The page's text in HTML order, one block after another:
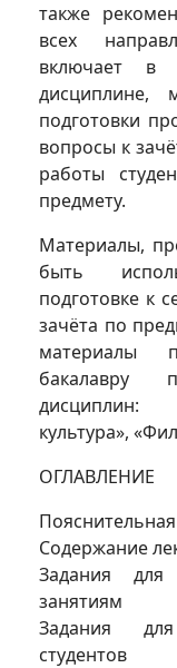
также
всех
включает в
дисциплине,
подготовки
вопросы к
работы
предмету.
Материалы,
быть
подготовке к
зачёта по
материалы
бакалавру
дисциплин:
культура»,
ОГЛАВЛЕНИЕ
Содержание
Задания для
занятиям
Задания
студентов